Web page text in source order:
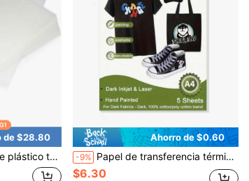
de $28.80
9 X 11.5 pulgadas, paquete de 50, 2.8 mil
Ahorro de $0.60
-9% Papel de transferencia térmica para tela oscura (5 hojas, A4), papel de transferencia de camisetas para impresora de inyección de tinta imprimible con vinilo de transferencia de calor para camisetas
$6.30